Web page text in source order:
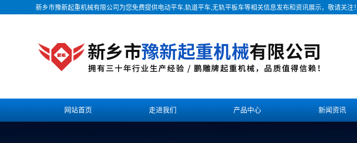
新乡市豫新起重机械有限公司为您免费提供电动平车,轨道平车,无轨平板车等相关信息发布和资讯展示，敬请关注！
网站首页 走进我们 产品中心 新闻资讯